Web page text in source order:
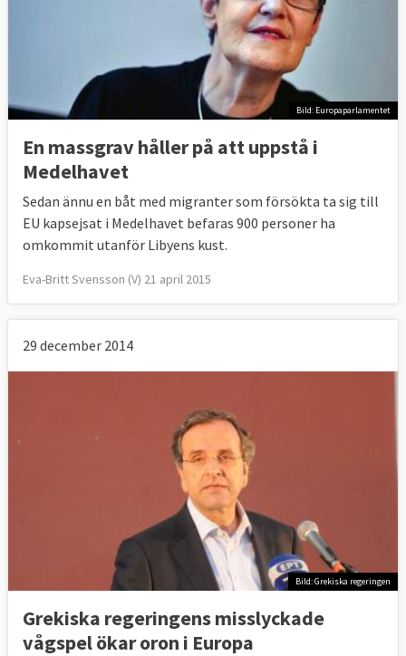
Bild: Europaparlamentet
En massgrav håller på att uppstå i
Medelhavet
Sedan ännu en båt med migranter som försökta ta sig till
EU kapsejsat i Medelhavet befaras 900 personer ha
omkommit utanför Libyens kust.
Eva-Britt Svensson (V) 21 april 2015
29 december 2014
Bild: Grekiska regeringen
Grekiska regeringens misslyckade
vågspel ökar oron i Europa